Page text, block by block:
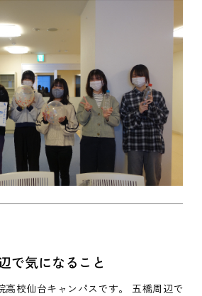
で気になること
高校仙台キャンパスです。 五橋周辺で